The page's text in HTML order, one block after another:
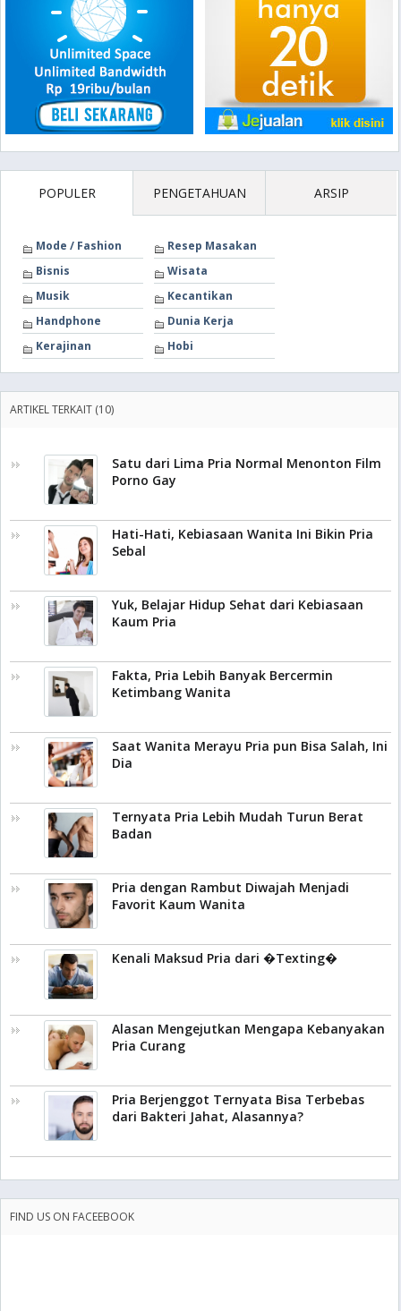
POPULER PENGETAHUAN ARSIP
Mode / Fashion
Resep Masakan
Bisnis
Wisata
Musik
Kecantikan
Handphone
Dunia Kerja
Kerajinan
Hobi
ARTIKEL TERKAIT (10)
Satu dari Lima Pria Normal Menonton Film
Porno Gay
Hati-Hati, Kebiasaan Wanita Ini Bikin Pria
Sebal
Yuk, Belajar Hidup Sehat dari Kebiasaan
Kaum Pria
Fakta, Pria Lebih Banyak Bercermin
Ketimbang Wanita
Saat Wanita Merayu Pria pun Bisa Salah, Ini
Dia
Ternyata Pria Lebih Mudah Turun Berat
Badan
Pria dengan Rambut Diwajah Menjadi
Favorit Kaum Wanita
Kenali Maksud Pria dari �Texting�
Alasan Mengejutkan Mengapa Kebanyakan
Pria Curang
Pria Berjenggot Ternyata Bisa Terbebas
dari Bakteri Jahat, Alasannya?
FIND US ON FACEEBOOK